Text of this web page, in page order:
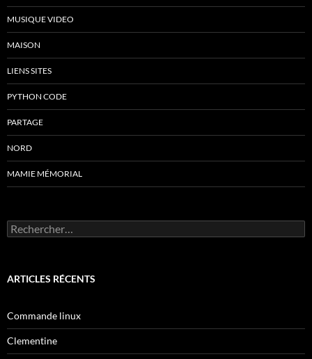
MUSIQUE VIDEO
MAISON
LIENS SITES
PYTHON CODE
PARTAGE
NORD
MAMIE MÉMORIAL
Rechercher :
ARTICLES RÉCENTS
Commande linux
Clementine